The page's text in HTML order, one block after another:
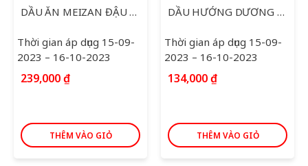
DẦU ĂN MEIZAN ĐẬU NÀNH 5L
Thời gian áp dụng 15-09-
2023 – 16-10-2023
239,000₫
THÊM VÀO GIỎ
DẦU HƯỚNG DƯƠNG SIMPLY 2L
Thời gian áp dụng 15-09-
2023 – 16-10-2023
134,000₫
THÊM VÀO GIỎ